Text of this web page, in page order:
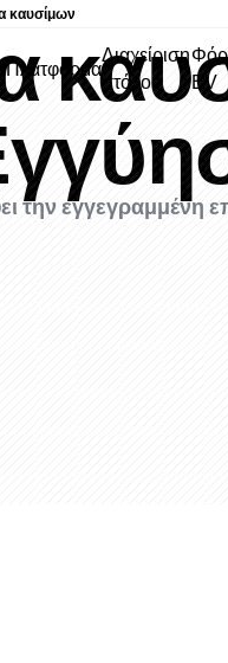
Πλατφόρμα
Διαχείριση
στόλου
EV
καυσίμων
την εγγεγραμμένη